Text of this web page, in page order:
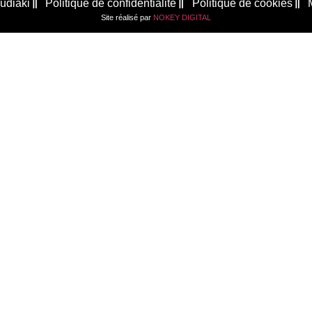
Politique de confidentialité Politique de cookies
Site réalisé par NOKEY DIGITAL